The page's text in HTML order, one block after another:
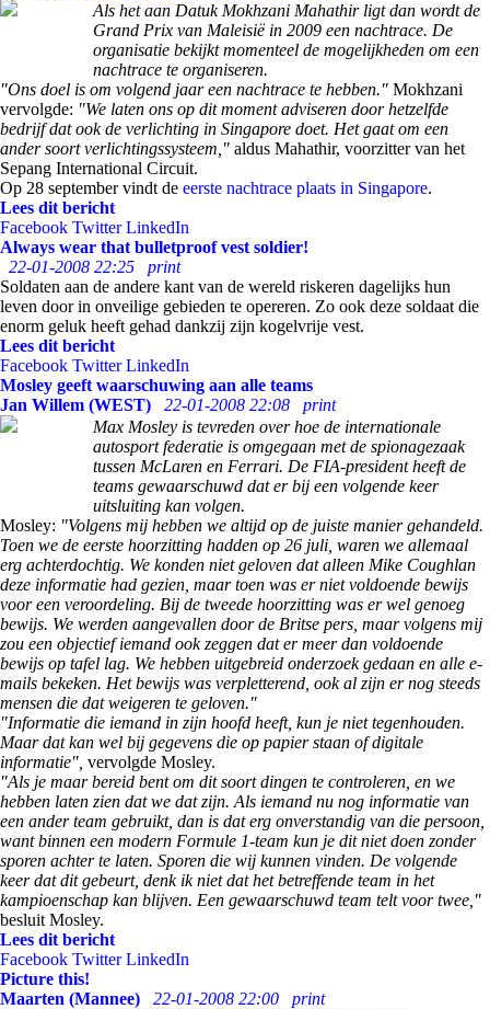
Als het aan Datuk Mokhzani Mahathir ligt dan wordt de
Grand Prix van Maleisië in 2009 een nachtrace. De
organisatie bekijkt momenteel de mogelijkheden om een
nachtrace te organiseren.
"Ons doel is om volgend jaar een nachtrace te hebben." Mokhzani
vervolgde: "We laten ons op dit moment adviseren door hetzelfde
bedrijf dat ook de verlichting in Singapore doet. Het gaat om een
ander soort verlichtingssysteem," aldus Mahathir, voorzitter van het
Sepang International Circuit.
Op 28 september vindt de eerste nachtrace plaats in Singapore.
Lees dit bericht
Facebook Twitter LinkedIn
Always wear that bulletproof vest soldier!
22-01-2008 22:25
print
Soldaten aan de andere kant van de wereld riskeren dagelijks hun
leven door in onveilige gebieden te opereren. Zo ook deze soldaat die
enorm geluk heeft gehad dankzij zijn kogelvrije vest.
Lees dit bericht
Facebook Twitter LinkedIn
Mosley geeft waarschuwing aan alle teams
Jan Willem (WEST)
22-01-2008 22:08
print
Max Mosley is tevreden over hoe de internationale
autosport federatie is omgegaan met de spionagezaak
tussen McLaren en Ferrari. De FIA-president heeft de
teams gewaarschuwd dat er bij een volgende keer
uitsluiting kan volgen.
Mosley: "Volgens mij hebben we altijd op de juiste manier gehandeld.
Toen we de eerste hoorzitting hadden op 26 juli, waren we allemaal
erg achterdochtig. We konden niet geloven dat alleen Mike Coughlan
deze informatie had gezien, maar toen was er niet voldoende bewijs
voor een veroordeling. Bij de tweede hoorzitting was er wel genoeg
bewijs. We werden aangevallen door de Britse pers, maar volgens mij
zou een objectief iemand ook zeggen dat er meer dan voldoende
bewijs op tafel lag. We hebben uitgebreid onderzoek gedaan en alle e-
mails bekeken. Het bewijs was verpletterend, ook al zijn er nog steeds
mensen die dat weigeren te geloven."
"Informatie die iemand in zijn hoofd heeft, kun je niet tegenhouden.
Maar dat kan wel bij gegevens die op papier staan of digitale
informatie", vervolgde Mosley.
"Als je maar bereid bent om dit soort dingen te controleren, en we
hebben laten zien dat we dat zijn. Als iemand nu nog informatie van
een ander team gebruikt, dan is dat erg onverstandig van die persoon,
want binnen een modern Formule 1-team kun je dit niet doen zonder
sporen achter te laten. Sporen die wij kunnen vinden. De volgende
keer dat dit gebeurt, denk ik niet dat het betreffende team in het
kampioenschap kan blijven. Een gewaarschuwd team telt voor twee,"
besluit Mosley.
Lees dit bericht
Facebook Twitter LinkedIn
Picture this!
Maarten (Mannee)
22-01-2008 22:00 print